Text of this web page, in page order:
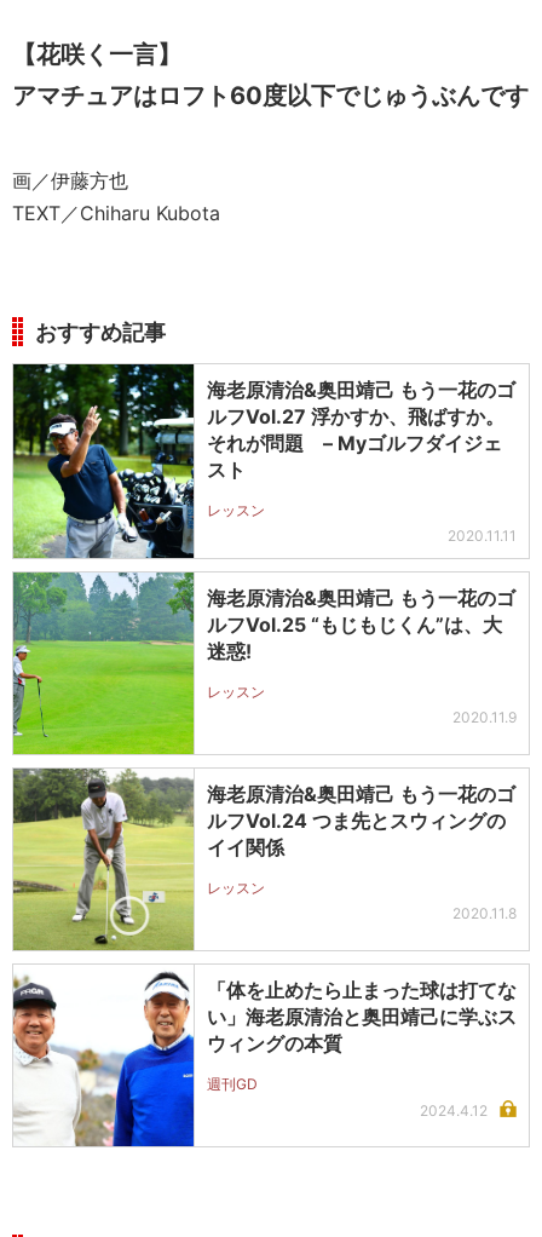
【花咲く一言】
アマチュアはロフト60度以下でじゅうぶんです
画／伊藤方也
TEXT／Chiharu Kubota
おすすめ記事
海老原清治&奥田靖己 もう一花のゴ
ルフVol.27 浮かすか、飛ばすか。
それが問題 – Myゴルフダイジェ
スト
レッスン
2020.11.11
海老原清治&奥田靖己 もう一花のゴ
ルフVol.25 “もじもじくん”は、大
迷惑!
レッスン
2020.11.9
海老原清治&奥田靖己 もう一花のゴ
ルフVol.24 つま先とスウィングの
イイ関係
レッスン
2020.11.8
「体を止めたら止まった球は打てな
い」海老原清治と奥田靖己に学ぶス
ウィングの本質
週刊GD
2024.4.12